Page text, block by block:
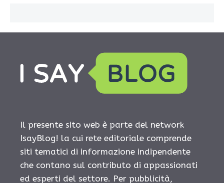
Il presente sito web è parte del network
IsayBlog! la cui rete editoriale comprende
siti tematici di informazione indipendente
che contano sul contributo di appassionati
ed esperti del settore. Per pubblicità,